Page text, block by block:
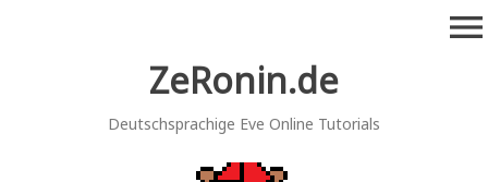
ZeRonin.de
Deutschsprachige Eve Online Tutorials
menu